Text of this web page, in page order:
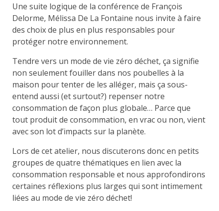
Une suite logique de la conférence de François
Delorme, Mélissa De La Fontaine nous invite à faire
des choix de plus en plus responsables pour
protéger notre environnement.
Tendre vers un mode de vie zéro déchet, ça signifie
non seulement fouiller dans nos poubelles à la
maison pour tenter de les alléger, mais ça sous-
entend aussi (et surtout?) repenser notre
consommation de façon plus globale… Parce que
tout produit de consommation, en vrac ou non, vient
avec son lot d’impacts sur la planète.
Lors de cet atelier, nous discuterons donc en petits
groupes de quatre thématiques en lien avec la
consommation responsable et nous approfondirons
certaines réflexions plus larges qui sont intimement
liées au mode de vie zéro déchet!